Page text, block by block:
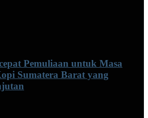
Pemuliaan untuk Masa
Sumatera Barat yang